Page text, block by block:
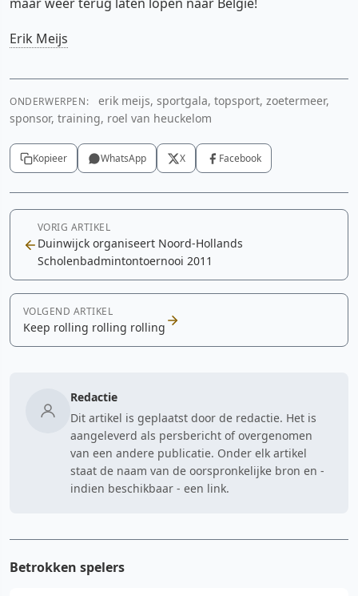
Erik Meijs
ONDERWERPEN:
erik meijs, sportgala, topsport, zoetermeer,
sponsor, training, roel van heuckelom
Kopieer WhatsApp X Facebook
VORIG ARTIKEL
Duinwijck organiseert Noord-Hollands
Scholenbadmintontoernooi 2011
VOLGEND ARTIKEL
Keep rolling rolling rolling
Redactie
Dit artikel is geplaatst door de redactie. Het is
aangeleverd als persbericht of overgenomen
van een andere publicatie. Onder elk artikel
staat de naam van de oorspronkelijke bron en -
indien beschikbaar - een link.
Betrokken spelers